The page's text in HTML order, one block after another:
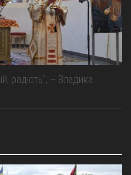
радість”, – Владика